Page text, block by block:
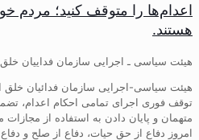
اعدام‌ها را متوقف کنید؛ مردم
هستند.
هیئت سیاسی ـ اجرایی سازمان فداییان
هیئت سیاسی-اجرایی سازمان فدائیان خلق
توقف فوری اجرای تمامی احکام اعدام،
متهمان و پایان دادن به استفاده از
امروز دفاع از حق حیات، دفاع از صلح و